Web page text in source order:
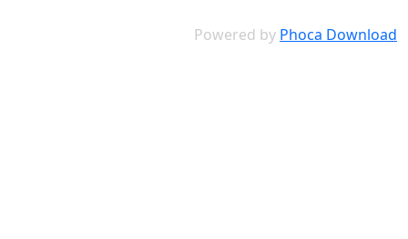
Powered by Phoca Download